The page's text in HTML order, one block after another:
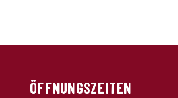
ÖFFNUNGSZEITEN